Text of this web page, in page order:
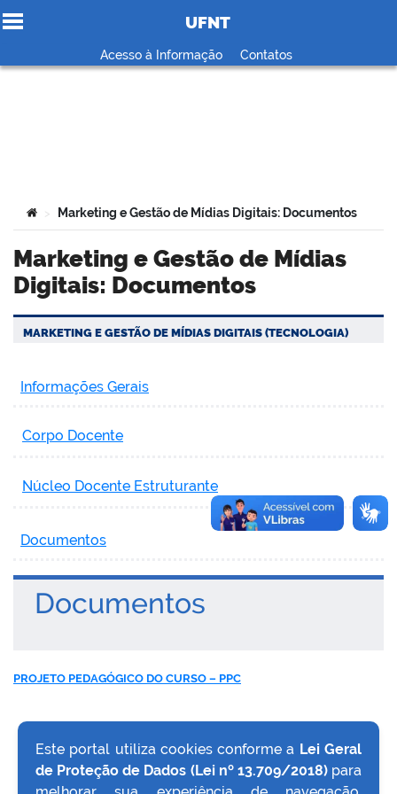
Ir para o conteúdo
UFNT
Acesso à Informação Contatos
Você está aqui:
> Marketing e Gestão de Mídias Digitais: Documentos
Marketing e Gestão de Mídias
Digitais: Documentos
MARKETING E GESTÃO DE MÍDIAS DIGITAIS (TECNOLOGIA)
Informações Gerais
Corpo Docente
Núcleo Docente Estruturante
Documentos
Documentos
PROJETO PEDAGÓGICO DO CURSO – PPC
VOLTAR AO TOPO
Este portal utiliza cookies conforme a Lei Geral
de Proteção de Dados (Lei nº 13.709/2018)para